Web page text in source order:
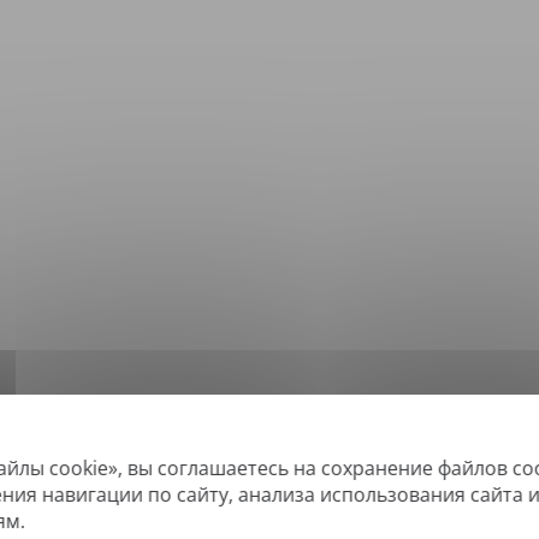
cookie», вы соглашаетесь на сохранение файлов
навигации по сайту, анализа использования сайта
форматы: DOC, DOCX, ODT, PDF*, CSV, PPTX, XLSX, XLS, RTF,